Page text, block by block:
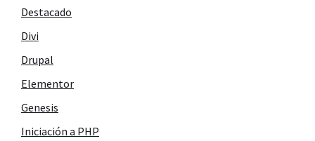
Destacado
Divi
Drupal
Elementor
Genesis
Iniciación a PHP